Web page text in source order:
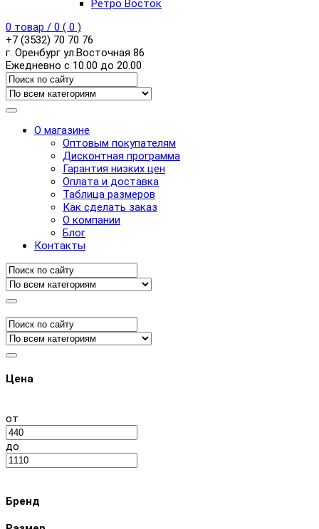
Ретро Восток
0 товар / 0 ( 0 )
+7 (3532) 70 70 76
г. Оренбург ул.Восточная 86
Ежедневно с 10.00 до 20.00
О магазине
Оптовым покупателям
Дисконтная программа
Гарантия низких цен
Оплата и доставка
Таблица размеров
Как сделать заказ
О компании
Блог
Контакты
Цена
от
до
Бренд